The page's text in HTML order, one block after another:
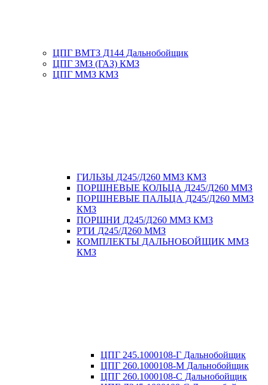
ЦПГ ВМТЗ Д144 Дальнобойщик
ЦПГ ЗМЗ (ГАЗ) КМЗ
ЦПГ ММЗ КМЗ
ГИЛЬЗЫ Д245/Д260 ММЗ КМЗ
ПОРШНЕВЫЕ КОЛЬЦА Д245/Д260 ММЗ
ПОРШНЕВЫЕ ПАЛЬЦА Д245/Д260 ММЗ
КМЗ
ПОРШНИ Д245/Д260 ММЗ КМЗ
РТИ Д245/Д260 ММЗ
КОМПЛЕКТЫ ДАЛЬНОБОЙЩИК ММЗ
КМЗ
ЦПГ 245.1000108-Г Дальнобойщик
ЦПГ 260.1000108-М Дальнобойщик
ЦПГ 260.1000108-С Дальнобойщик